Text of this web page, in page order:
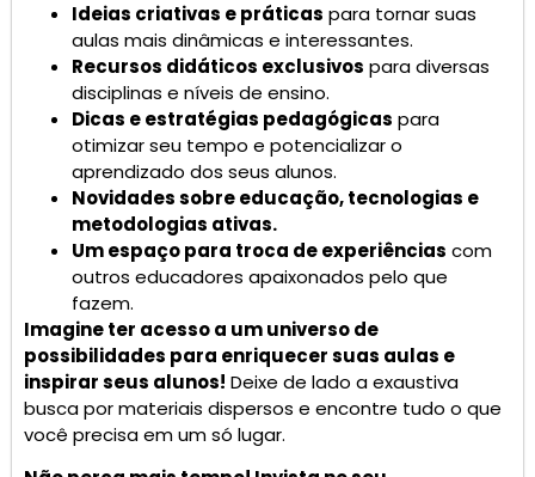
Ideias criativas e práticas para tornar suas
aulas mais dinâmicas e interessantes.
Recursos didáticos exclusivos para diversas
disciplinas e níveis de ensino.
Dicas e estratégias pedagógicas para
otimizar seu tempo e potencializar o
aprendizado dos seus alunos.
Novidades sobre educação, tecnologias e
metodologias ativas.
Um espaço para troca de experiências com
outros educadores apaixonados pelo que
fazem.
Imagine ter acesso a um universo de
possibilidades para enriquecer suas aulas e
inspirar seus alunos! Deixe de lado a exaustiva
busca por materiais dispersos e encontre tudo o que
você precisa em um só lugar.